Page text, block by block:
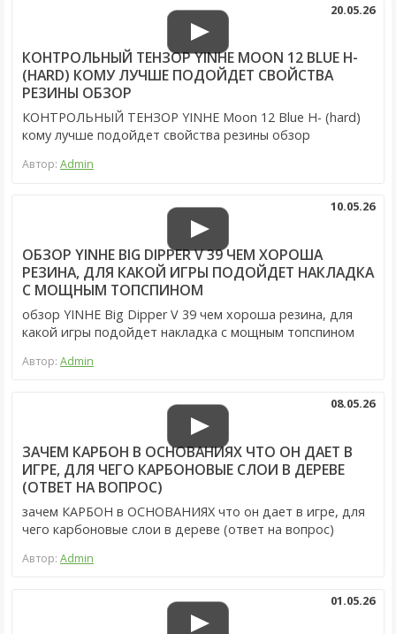
КОНТРОЛЬНЫЙ ТЕНЗОР YINHE MOON 12 BLUE H-
(HARD) КОМУ ЛУЧШЕ ПОДОЙДЕТ СВОЙСТВА
РЕЗИНЫ ОБЗОР
20.05.26
КОНТРОЛЬНЫЙ ТЕНЗОР YINHE Moon 12 Blue H- (hard)
кому лучше подойдет свойства резины обзор
Автор: Admin
ОБЗОР YINHE BIG DIPPER V 39 ЧЕМ ХОРОША
РЕЗИНА, ДЛЯ КАКОЙ ИГРЫ ПОДОЙДЕТ НАКЛАДКА
С МОЩНЫМ ТОПСПИНОМ
10.05.26
обзор YINHE Big Dipper V 39 чем хороша резина, для
какой игры подойдет накладка с мощным топспином
Автор: Admin
ЗАЧЕМ КАРБОН В ОСНОВАНИЯХ ЧТО ОН ДАЕТ В
ИГРЕ, ДЛЯ ЧЕГО КАРБОНОВЫЕ СЛОИ В ДЕРЕВЕ
(ОТВЕТ НА ВОПРОС)
08.05.26
зачем КАРБОН в ОСНОВАНИЯХ что он дает в игре, для
чего карбоновые слои в дереве (ответ на вопрос)
Автор: Admin
01.05.26